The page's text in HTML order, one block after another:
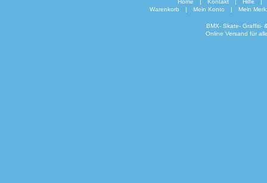
Home | Kontakt | Hilfe
|
Warenkorb
| Mein Konto | Mein
BMX- Skate- Graffiti-
Online Versand für